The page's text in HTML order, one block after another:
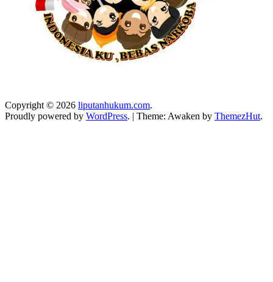
Copyright © 2026 liputanhukum.com.
Proudly powered by WordPress. | Theme: Awaken by ThemezHut.